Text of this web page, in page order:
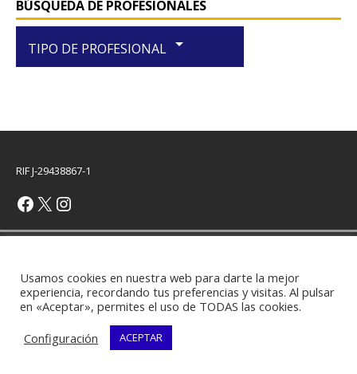
BÚSQUEDA DE PROFESIONALES
TIPO DE PROFESIONAL arrow_drop_down
RIF J-29438867-1
Usamos cookies en nuestra web para darte la mejor
experiencia, recordando tus preferencias y visitas. Al pulsar
en «Aceptar», permites el uso de TODAS las cookies.
Configuración
ACEPTAR